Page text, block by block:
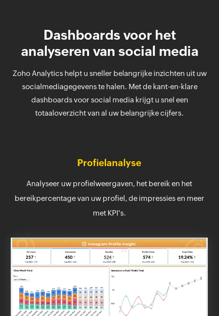
Dashboards voor het
analyseren van social media
Zoho Analytics helpt u sneller belangrijke inzichten uit uw
socialmediagegevens te halen. Met de kant-en-klare
dashboards voor social media krijgt u snel een
totaaloverzicht van al uw belangrijke cijfers.
Profielanalyse
Analyseer uw profielweergaven, het bereik en het
bereikpercentage van uw profiel, de impressies en meer
met KPI's.